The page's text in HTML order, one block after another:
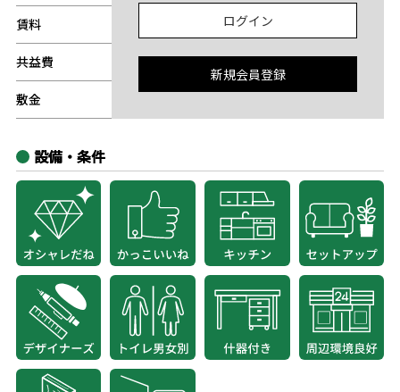
賃料
共益費
敷金
ログイン
新規会員登録
設備・条件